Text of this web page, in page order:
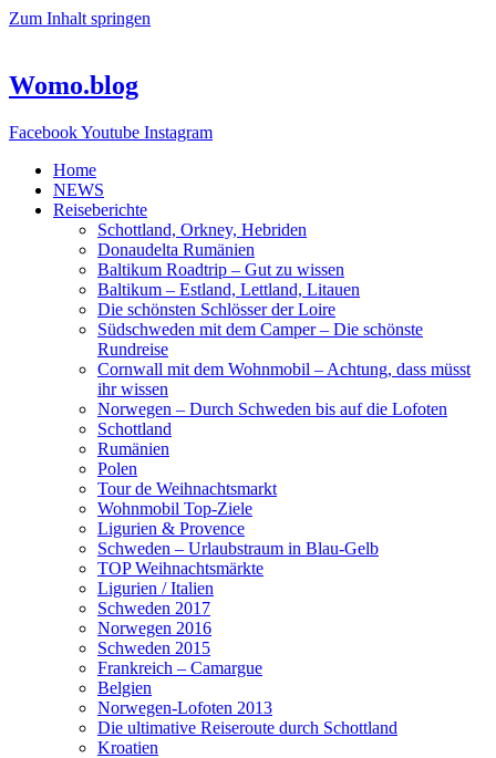
Zum Inhalt springen
Womo.blog
FacebookYoutube Instagram
Home
NEWS
Reiseberichte
Schottland, Orkney, Hebriden
Donaudelta Rumänien
Baltikum Roadtrip – Gut zu wissen
Baltikum – Estland, Lettland, Litauen
Die schönsten Schlösser der Loire
Südschweden mit dem Camper – Die schönste
Rundreise
Cornwall mit dem Wohnmobil – Achtung, dass müsst
ihr wissen
Norwegen – Durch Schweden bis auf die Lofoten
Schottland
Rumänien
Polen
Tour de Weihnachtsmarkt
Wohnmobil Top-Ziele
Ligurien & Provence
Schweden – Urlaubstraum in Blau-Gelb
TOP Weihnachtsmärkte
Ligurien / Italien
Schweden 2017
Norwegen 2016
Schweden 2015
Frankreich – Camargue
Belgien
Norwegen-Lofoten 2013
Die ultimative Reiseroute durch Schottland
Kroatien